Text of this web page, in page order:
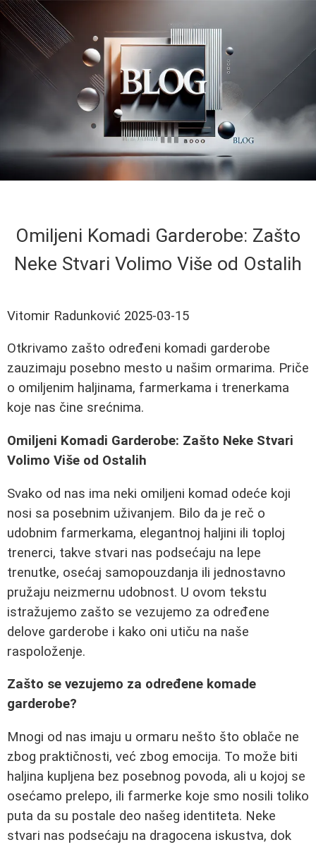
Omiljeni Komadi Garderobe: Zašto
Neke Stvari Volimo Više od Ostalih
Vitomir Radunković 2025-03-15
Otkrivamo zašto određeni komadi garderobe
zauzimaju posebno mesto u našim ormarima. Priče
o omiljenim haljinama, farmerkama i trenerkama
koje nas čine srećnima.
Omiljeni Komadi Garderobe: Zašto Neke Stvari
Volimo Više od Ostalih
Svako od nas ima neki omiljeni komad odeće koji
nosi sa posebnim uživanjem. Bilo da je reč o
udobnim farmerkama, elegantnoj haljini ili toploj
trenerci, takve stvari nas podsećaju na lepe
trenutke, osećaj samopouzdanja ili jednostavno
pružaju neizmernu udobnost. U ovom tekstu
istražujemo zašto se vezujemo za određene
delove garderobe i kako oni utiču na naše
raspoloženje.
Zašto se vezujemo za određene komade
garderobe?
Mnogi od nas imaju u ormaru nešto što oblače ne
zbog praktičnosti, već zbog emocija. To može biti
haljina kupljena bez posebnog povoda, ali u kojoj se
osećamo prelepo, ili farmerke koje smo nosili toliko
puta da su postale deo našeg identiteta. Neke
stvari nas podsećaju na dragocena iskustva, dok